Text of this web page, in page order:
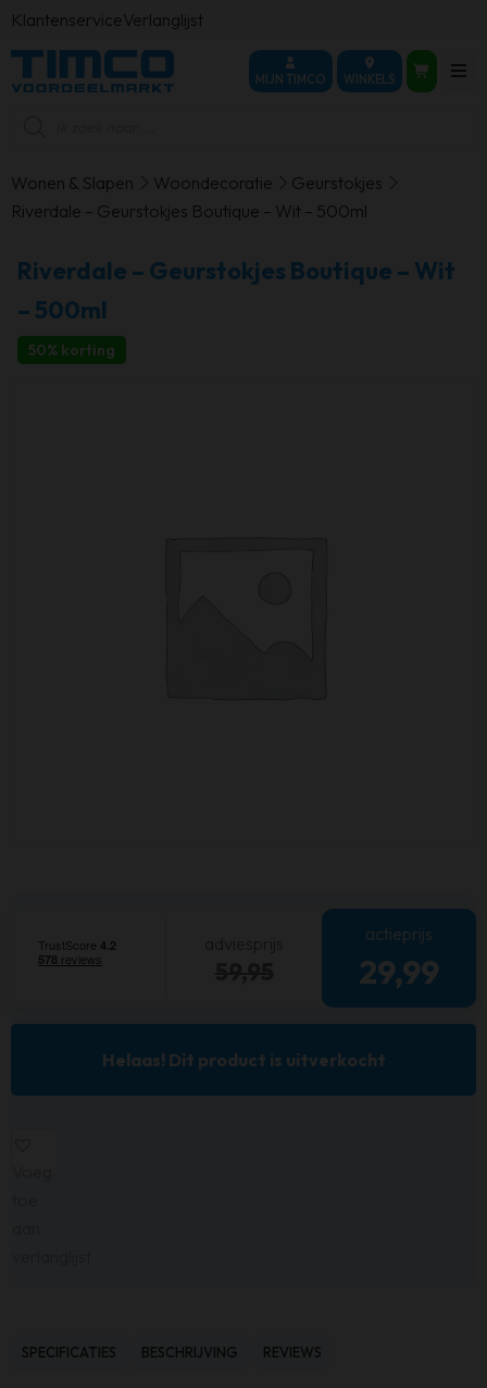
KlantenserviceVerlanglijst
MIJN TIMCO WINKELS
Wonen & Slapen Woondecoratie
Geurstokjes
Riverdale – Geurstokjes Boutique – Wit – 500ml
Riverdale – Geurstokjes Boutique – Wit
– 500ml
50% korting
actieprijs
29,99
Helaas! Dit product is uitverkocht
SPECIFICATIES BESCHRIJVING REVIEWS